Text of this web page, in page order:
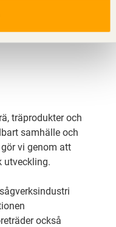
träprodukter och
samhälle och
vi genom att
utveckling.
också